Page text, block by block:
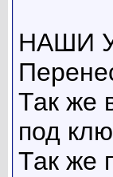
НАШИ
Так же
под
Так же